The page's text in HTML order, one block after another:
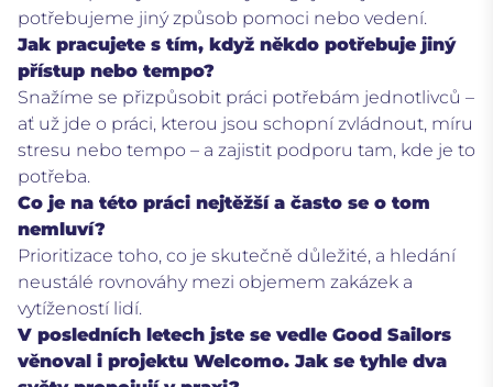
potřebujeme jiný způsob pomoci nebo vedení.
Jak pracujete s tím, když někdo potřebuje jiný
přístup nebo tempo?
Snažíme se přizpůsobit práci potřebám jednotlivců –
ať už jde o práci, kterou jsou schopní zvládnout, míru
stresu nebo tempo – a zajistit podporu tam, kde je to
potřeba.
Co je na této práci nejtěžší a často se o tom
nemluví?
Prioritizace toho, co je skutečně důležité, a hledání
neustálé rovnováhy mezi objemem zakázek a
vytížeností lidí.
V posledních letech jste se vedle Good Sailors
věnoval i projektu Welcomo. Jak se tyhle dva